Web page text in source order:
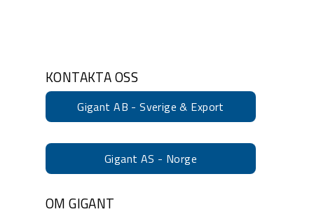
KONTAKTA OSS
Gigant AB - Sverige & Export
Gigant AS - Norge
OM GIGANT